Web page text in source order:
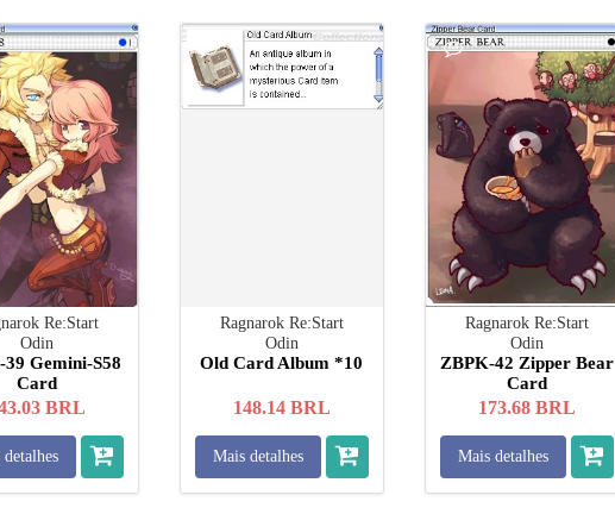
Re:Start
Odin
Gemini-S58
Card
BRL
Ragnarok Re:Start
Odin
Old Card Album *10
148.14 BRL
Mais detalhes
Ragnarok Re:Start
Odin
ZBPK-42 Zipper Bear
Card
173.68 BRL
Mais detalhes